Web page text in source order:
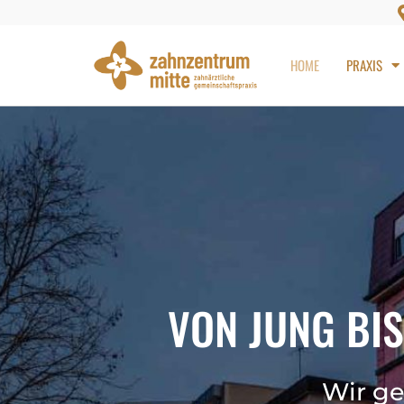
HOME PRAXIS
VON JUNG
Wir